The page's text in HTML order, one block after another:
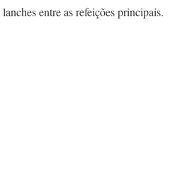
entre as refeições principais.